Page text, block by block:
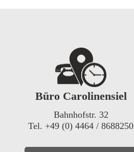
Büro Carolinensiel
Bahnhofstr. 32
Tel. +49 (0) 4464 / 8688250